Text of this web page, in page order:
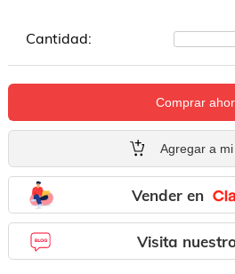
Cantidad:
Comprar
Agregar a
Vender en
Visita